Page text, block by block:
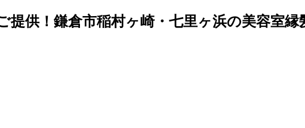
供！鎌倉市稲村ヶ崎・七里ヶ浜の美容室縁